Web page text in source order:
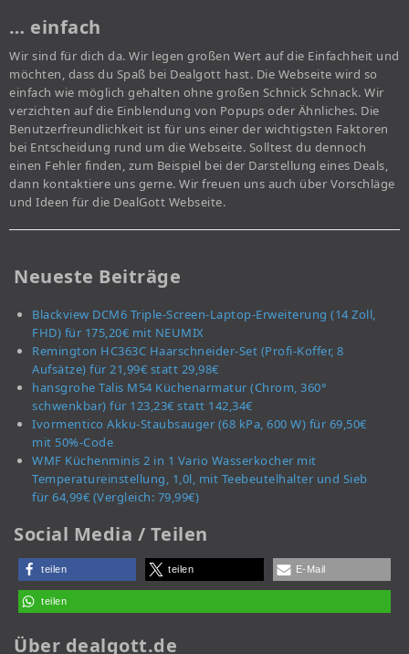
… einfach
Wir sind für dich da. Wir legen großen Wert auf die Einfachheit und
möchten, dass du Spaß bei Dealgott hast. Die Webseite wird so
einfach wie möglich gehalten ohne großen Schnick Schnack. Wir
verzichten auf die Einblendung von Popups oder Ähnliches. Die
Benutzerfreundlichkeit ist für uns einer der wichtigsten Faktoren
bei Entscheidung rund um die Webseite. Solltest du dennoch
einen Fehler finden, zum Beispiel bei der Darstellung eines Deals,
dann kontaktiere uns gerne. Wir freuen uns auch über Vorschläge
und Ideen für die DealGott Webseite.
Neueste Beiträge
Blackview DCM6 Triple-Screen-Laptop-Erweiterung (14 Zoll,
FHD) für 175,20€ mit NEUMIX
Remington HC363C Haarschneider-Set (Profi-Koffer, 8
Aufsätze) für 21,99€ statt 29,98€
hansgrohe Talis M54 Küchenarmatur (Chrom, 360°
schwenkbar) für 123,23€ statt 142,34€
Ivormentico Akku-Staubsauger (68 kPa, 600 W) für 69,50€
mit 50%-Code
WMF Küchenminis 2 in 1 Vario Wasserkocher mit
Temperatureinstellung, 1,0l, mit Teebeutelhalter und Sieb
für 64,99€ (Vergleich: 79,99€)
Social Media / Teilen
teilen teilen E-Mail
teilen
Über dealgott.de